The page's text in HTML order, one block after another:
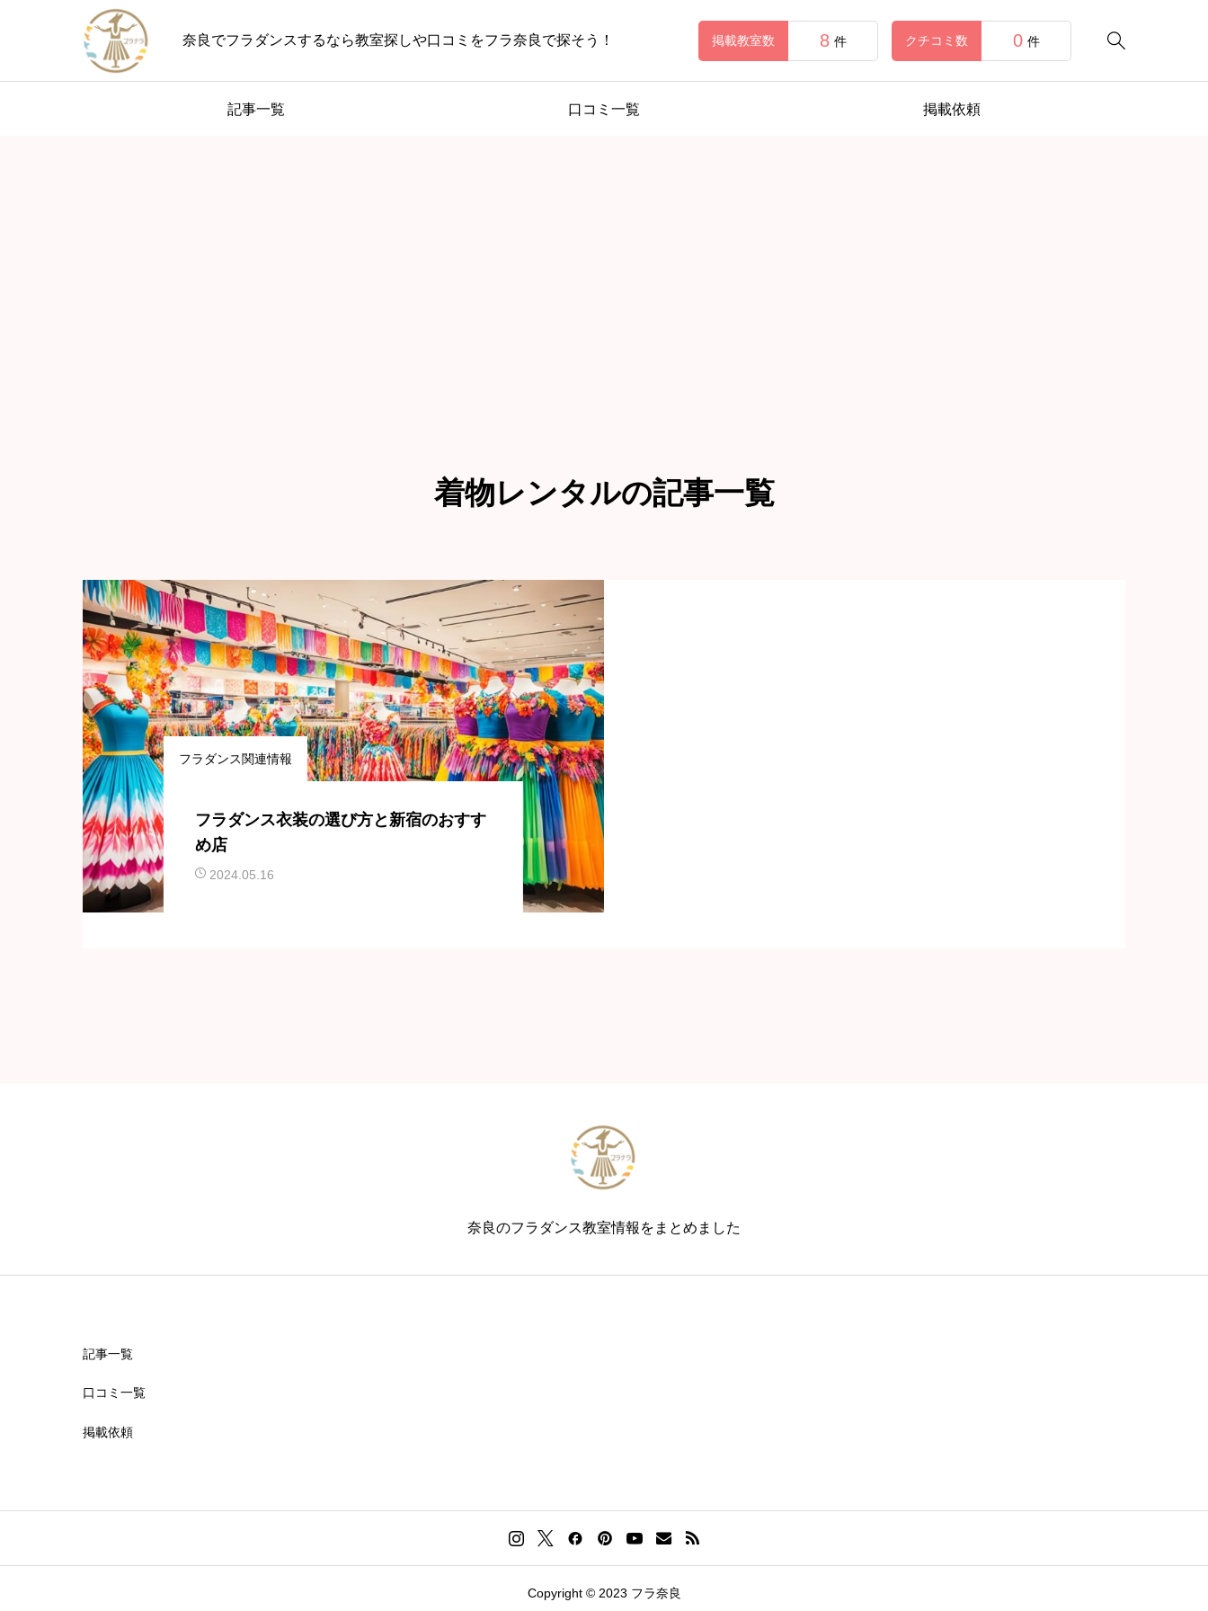
奈良でフラダンスするなら教室探しや口コミをフラ奈良で探そう！ 
掲載教室数 8 件 クチコミ数 0 件
記事一覧 口コミ一覧 掲載依頼
着物レンタルの記事一覧
フラダンス関連情報
フラダンス衣装の選び方と新宿のおすす
め店
2024.05.16
奈良のフラダンス教室情報をまとめました
記事一覧
口コミ一覧
掲載依頼
Copyright © 2023 フラ奈良